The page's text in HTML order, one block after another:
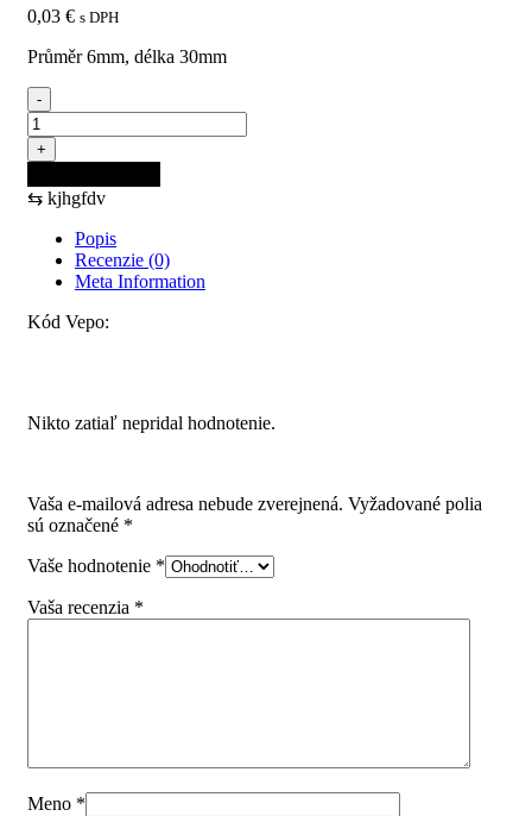
0,03 € s DPH
Průměr 6mm, délka 30mm
-
množstvo
Hmoždinka
do
steny
6X30MM
+
⇆ kjhgfdv
Popis
Recenzie (0)
Meta Information
Kód Vepo:
Nikto zatiaľ nepridal hodnotenie.
Vaša e-mailová adresa nebude zverejnená. Vyžadované polia
sú označené *
Vaše hodnotenie *
Vaša recenzia *
Meno *